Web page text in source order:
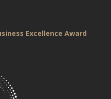
Excellence Award